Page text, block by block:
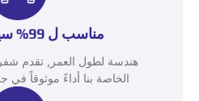
مناسب ل 99% سيارات خاصة
هندسة لطول العمر, تقدم
الخاصة بنا أداءً موثوقاً في